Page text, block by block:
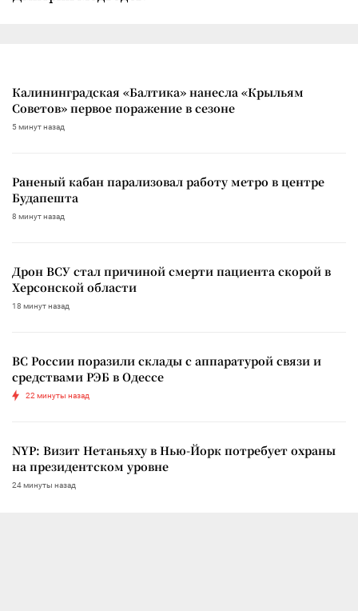
Калининградская «Балтика» нанесла «Крыльям
Советов» первое поражение в сезоне
5 минут назад
Раненый кабан парализовал работу метро в центре
Будапешта
8 минут назад
Дрон ВСУ стал причиной смерти пациента скорой в
Херсонской области
18 минут назад
ВС России поразили склады с аппаратурой связи и
средствами РЭБ в Одессе
22 минуты назад
NYP: Визит Нетаньяху в Нью-Йорк потребует охраны
на президентском уровне
24 минуты назад